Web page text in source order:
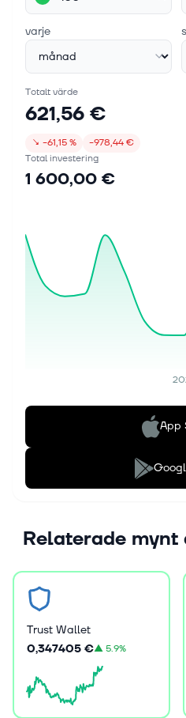
varje
Totalt värde
621,56 €
↘ −61,15 %
−978,44 €
Total investering
1 600,00 €
App
Relaterade
Trust Wallet
0,347405 €▲5.9%